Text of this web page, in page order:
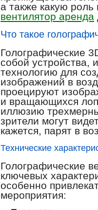
а также какую
вентилятор аренда
Что такое
Голографические
собой устройства,
технологию для
изображений в
проецируют
и вращающихся
иллюзию
зрители могут
кажется, парят в
Технические
Голографические
ключевых
особенно
мероприятия: